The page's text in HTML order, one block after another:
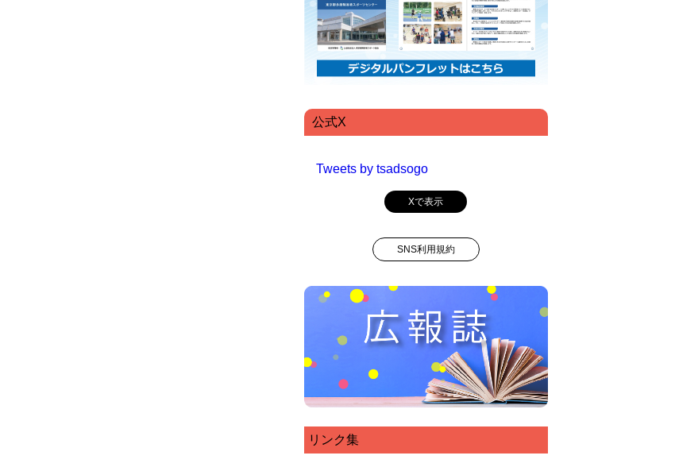
公式X
Tweets by tsadsogo
Xで表示
SNS利用規約
リンク集